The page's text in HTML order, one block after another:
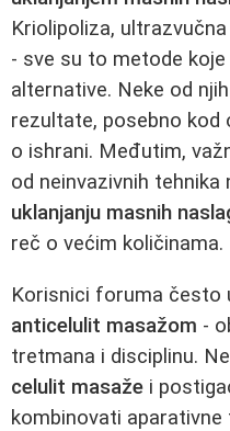
Kriolipoliza,
- sve su to metode
alternative. Neke od
rezultate, posebno kod
o ishrani. Međutim,
od neinvazivnih tehnika
uklanjanju masnih
reč o većim količinama.
Korisnici foruma često
anticelulit masažom -
tretmana i disciplinu.
celulit masaže i
kombinovati